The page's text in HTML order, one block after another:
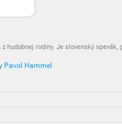
hudobnej rodiny. Je slovenský spevák,
Pavol Hammel